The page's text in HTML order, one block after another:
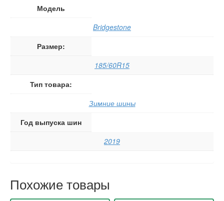
Модель
Bridgestone
Размер:
185/60R15
Тип товара:
Зимние шины
Год выпуска шин
2019
Похожие товары